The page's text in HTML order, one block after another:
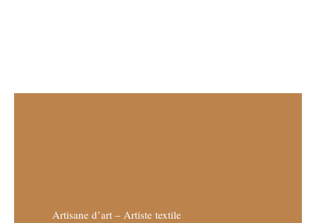
Artisane d’art – Artiste textile